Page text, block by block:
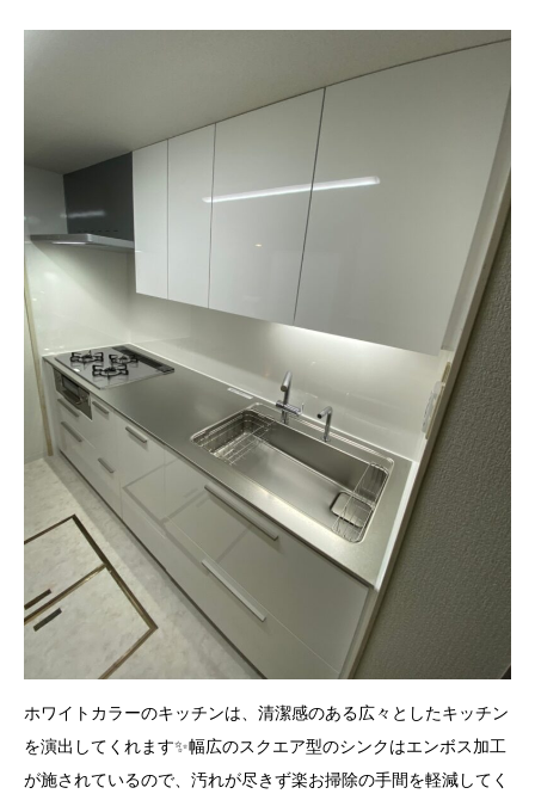
ホワイトカラーのキッチンは、清潔感のある広々としたキッチン
を演出してくれます✨幅広のスクエア型のシンクはエンボス加工
が施されているので、汚れが尽きず楽お掃除の手間を軽減してく